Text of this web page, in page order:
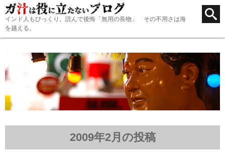
インド人もびっくり。読んで後悔「無用の長物」 その不用さは海
を越える。
2009年2月の投稿